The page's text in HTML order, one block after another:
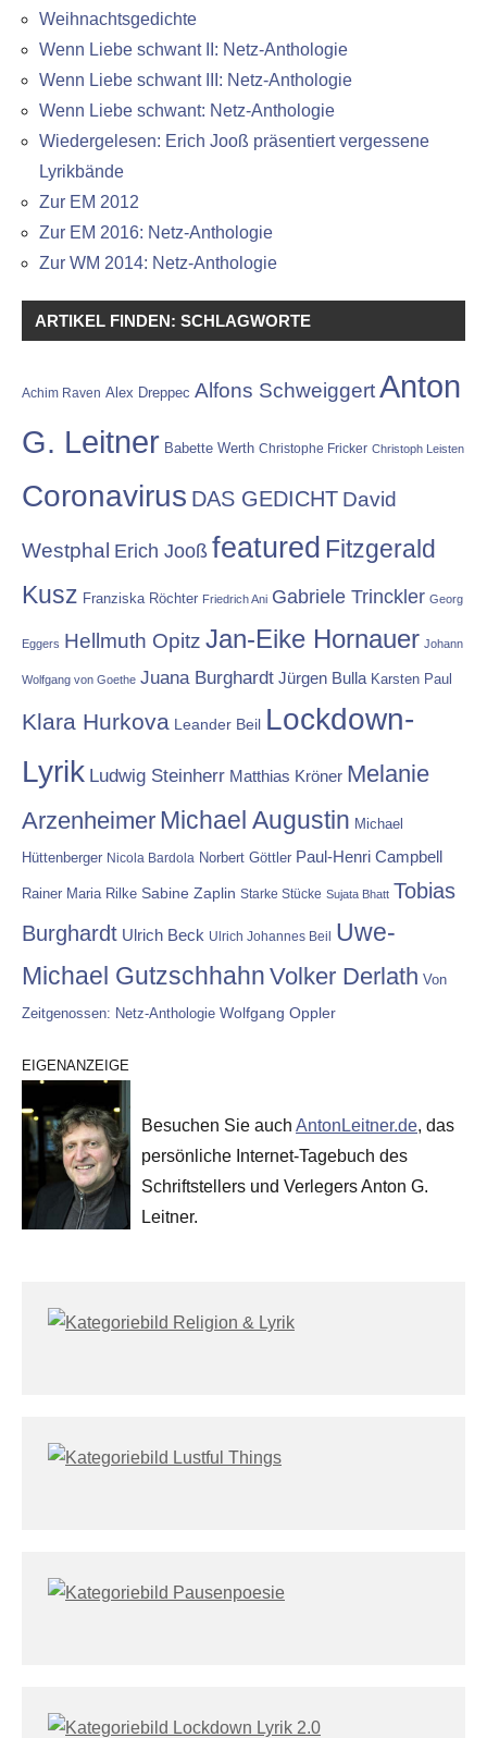
Weihnachtsgedichte
Wenn Liebe schwant II: Netz-Anthologie
Wenn Liebe schwant III: Netz-Anthologie
Wenn Liebe schwant: Netz-Anthologie
Wiedergelesen: Erich Jooß präsentiert vergessene
Lyrikbände
Zur EM 2012
Zur EM 2016: Netz-Anthologie
Zur WM 2014: Netz-Anthologie
ARTIKEL FINDEN: SCHLAGWORTE
Achim Raven Alex Dreppec Alfons SchweiggertAnton
G. Leitner Babette Werth Christophe Fricker Christoph Leisten
Coronavirus DAS GEDICHT David
Westphal Erich Jooß featured Fitzgerald
Kusz Franziska Röchter Friedrich Ani Gabriele Trinckler Georg
Eggers Hellmuth Opitz Jan-Eike Hornauer Johann
Wolfgang von Goethe Juana Burghardt Jürgen Bulla Karsten Paul
Klara Hurkova Leander Beil Lockdown-
Lyrik Ludwig Steinherr Matthias Kröner Melanie
Arzenheimer Michael Augustin Michael
Hüttenberger Nicola Bardola Norbert Göttler Paul-Henri Campbell
Rainer Maria Rilke Sabine Zaplin Starke Stücke Sujata Bhatt Tobias
Burghardt Ulrich Beck Ulrich Johannes Beil
Uwe-
Michael Gutzschhahn Volker Derlath Von
Zeitgenossen: Netz-Anthologie Wolfgang Oppler
EIGENANZEIGE
Besuchen Sie auch AntonLeitner.de, das
persönliche Internet-Tagebuch des
Schriftstellers und Verlegers Anton G.
Leitner.